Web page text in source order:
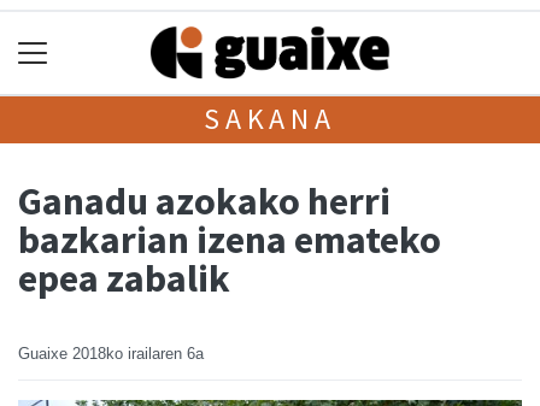
SAKANA
Ganadu azokako herri
bazkarian izena emateko
epea zabalik
Guaixe 2018ko irailaren 6a